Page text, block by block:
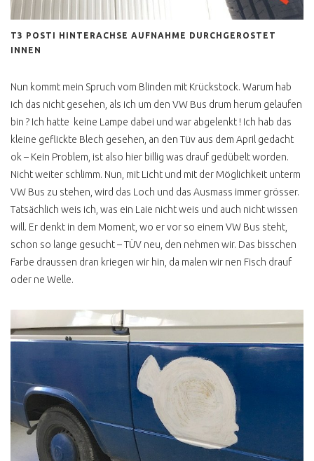
GPS ORTUNG AUTOSKOPE
PEDALSPERRE
GANGSCHALTUNGSSPERRE
H KENNZEICHEN
MANGELNDE
ERSATZTEILQUALITÄT
WER BILLIG KAUFT ..
AUSPUFF KAUFEN
WASSEREINBRUCH
INNENAUSBAU SELBST
VW BUS RESTAURATION
SANDSTRAHLEN
HOHLRAUMKONSERVIERUNG
VW BUS EISSTRAHLEN
T3 POSTI HINTERACHSE AUFNAHME DURCHGEROSTET
INNEN
Nun kommt mein Spruch vom Blinden mit Krückstock. Warum hab
ich das nicht gesehen, als ich um den VW Bus drum herum gelaufen
bin ? Ich hatte keine Lampe dabei und war abgelenkt ! Ich hab das
kleine geflickte Blech gesehen, an den Tüv aus dem April gedacht
ok – Kein Problem, ist also hier billig was drauf gedübelt worden.
Nicht weiter schlimm. Nun, mit Licht und mit der Möglichkeit unterm
VW Bus zu stehen, wird das Loch und das Ausmass immer grösser.
Tatsächlich weis ich, was ein Laie nicht weis und auch nicht wissen
will. Er denkt in dem Moment, wo er vor so einem VW Bus steht,
schon so lange gesucht – TÜV neu, den nehmen wir. Das bisschen
Farbe draussen dran kriegen wir hin, da malen wir nen Fisch drauf
oder ne Welle.